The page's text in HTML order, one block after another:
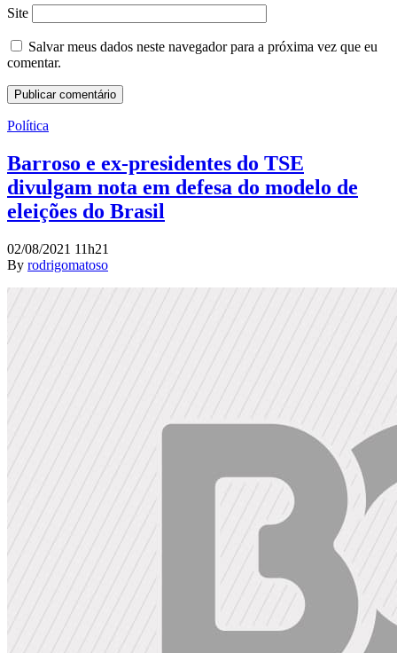
Site
Salvar meus dados neste navegador para a próxima vez que eu
comentar.
Política
Barroso e ex-presidentes do TSE
divulgam nota em defesa do modelo de
eleições do Brasil
02/08/2021 11h21
By rodrigomatoso